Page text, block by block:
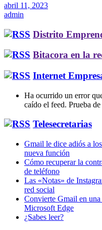
abril 11, 2023
admin
Distrito
Bitacora en la
Internet
Ha ocurrido un error
caído el feed. Prueba
Telesecretarias
Gmail le dice adiós a
nueva función
Cómo recuperar la
de teléfono
Las «Notas» de
red social
Convierte Gmail en
Microsoft Edge
¿Sabes leer?